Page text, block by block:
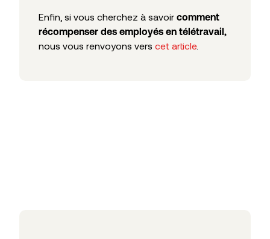
Enfin, si vous cherchez à savoir comment
récompenser des employés en télétravail,
nous vous renvoyons vers cet article.